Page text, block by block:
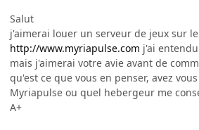
Salut
j'aimerai louer un serveur de jeux sur
http://www.myriapulse.com j'ai
mais j'aimerai votre avie avant de
qu'est ce que vous en penser, avez
Myriapulse ou quel hebergeur me
A+